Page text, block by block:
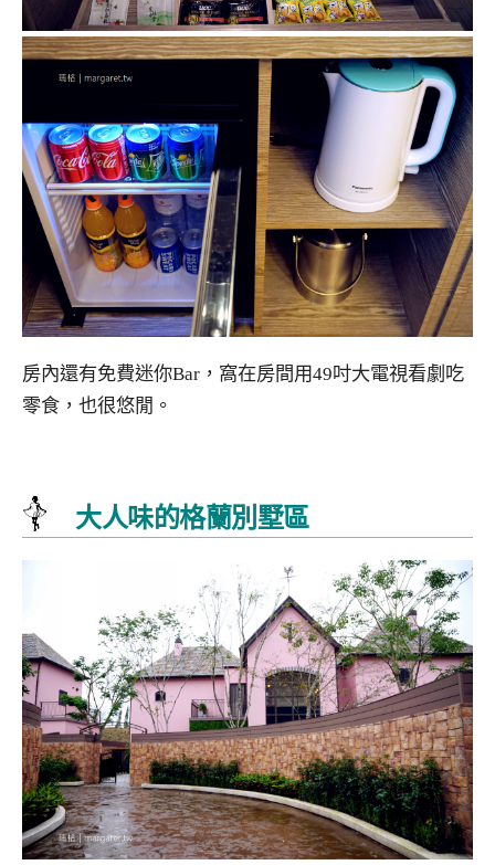
房內還有免費迷你Bar，窩在房間用49吋大電視看劇吃
零食，也很悠閒。
大人味的格蘭別墅區